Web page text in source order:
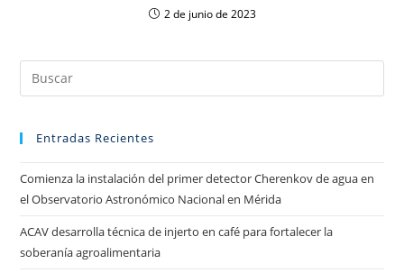
2 de junio de 2023
Entradas Recientes
Comienza la instalación del primer detector Cherenkov de agua en
el Observatorio Astronómico Nacional en Mérida
ACAV desarrolla técnica de injerto en café para fortalecer la
soberanía agroalimentaria